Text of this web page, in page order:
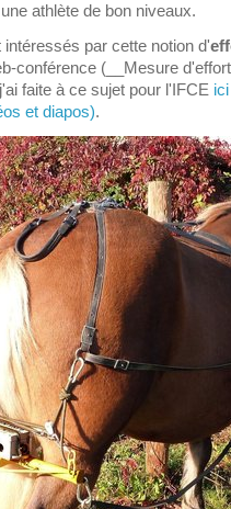
athlète de bon niveaux.
par cette notion d'
conférence (__Mesure
faite à ce sujet pour l'IFCE
et diapos).